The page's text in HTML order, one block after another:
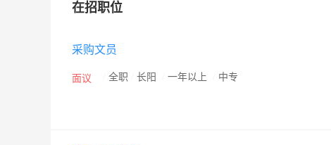
在招职位
采购文员
面议 全职 长阳 一年以上 中专